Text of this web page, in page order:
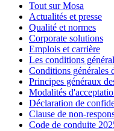
Tout sur Mosa
Actualités et presse
Qualité et normes
Corporate solutions
Emplois et carrière
Les conditions
Conditions générales
Principes généraux
Modalités
Déclaration de
Clause de non-
Code de conduite